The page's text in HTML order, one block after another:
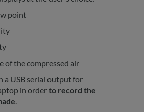
point
of the compressed air
a USB serial output for
in orderto record the
.